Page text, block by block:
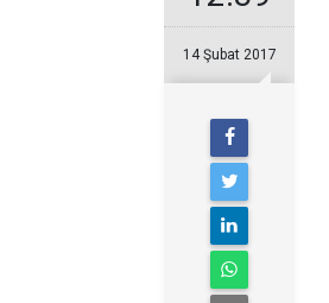
14 Şubat 2017